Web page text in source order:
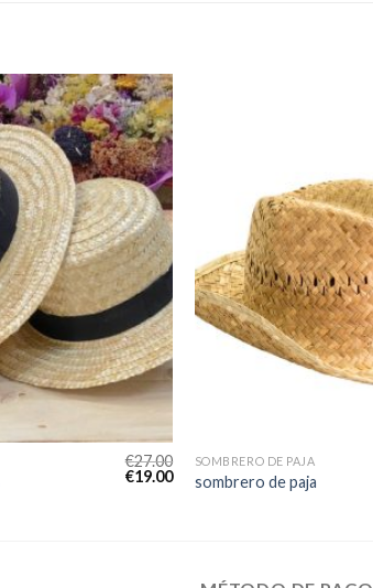
€27.00
€19.00
SOMBRERO DE PAJA
sombrero de paja